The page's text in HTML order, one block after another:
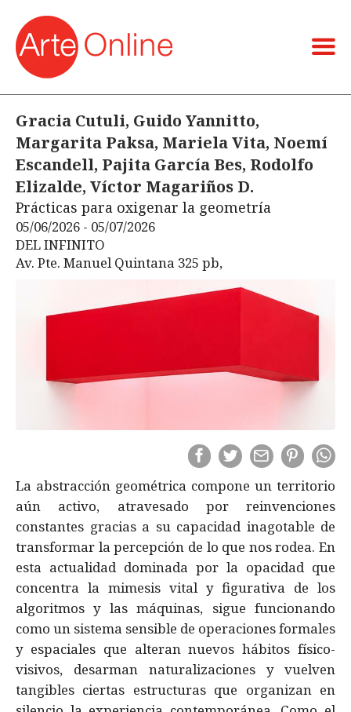
Gracia Cutuli, Guido Yannitto,
Margarita Paksa, Mariela Vita, Noemí
Escandell, Pajita García Bes, Rodolfo
Elizalde, Víctor Magariños D.
Prácticas para oxigenar la geometría
05/06/2026 - 05/07/2026
DEL INFINITO
Av. Pte. Manuel Quintana 325 pb,
La abstracción geométrica compone un territorio
aún activo, atravesado por reinvenciones
constantes gracias a su capacidad inagotable de
transformar la percepción de lo que nos rodea. En
esta actualidad dominada por la opacidad que
concentra la mimesis vital y figurativa de los
algoritmos y las máquinas, sigue funcionando
como un sistema sensible de operaciones formales
y espaciales que alteran nuevos hábitos físico-
visivos, desarman naturalizaciones y vuelven
tangibles ciertas estructuras que organizan en